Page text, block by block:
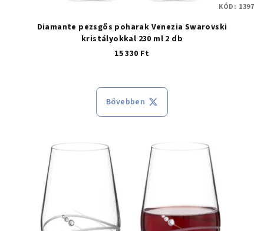
Diamante pezsgős poharak Venezia Swarovski
kristályokkal 230 ml 2 db
15 330 Ft
Bővebben
KÓD: 1397